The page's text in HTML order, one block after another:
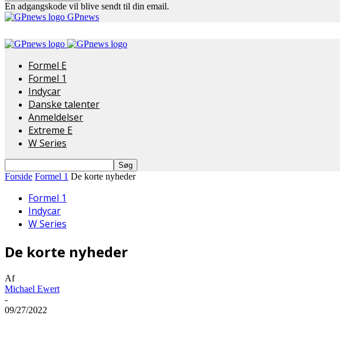
En adgangskode vil blive sendt til din email.
GPnews
Formel E
Formel 1
Indycar
Danske talenter
Anmeldelser
Extreme E
W Series
Forside Formel 1 De korte nyheder
Formel 1
Indycar
W Series
De korte nyheder
Af
Michael Ewert
-
09/27/2022